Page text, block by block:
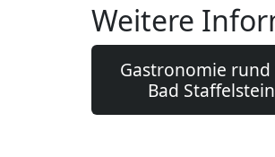
Weitere
Gastronomie rund
Bad Staffelstein